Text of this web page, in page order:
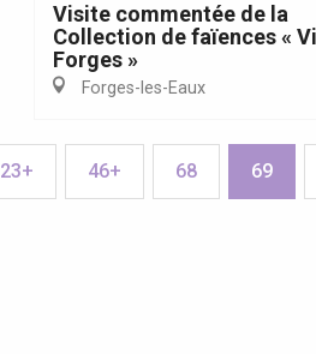
Visite commentée de la
Collection de faïences «
Forges »
Forges-les-Eaux
23+ 46+ 68 69